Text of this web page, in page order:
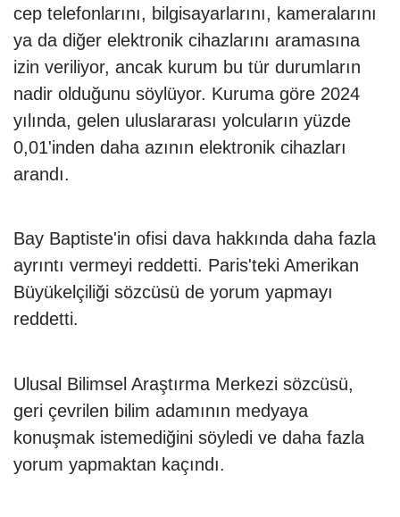
cep telefonlarını, bilgisayarlarını, kameralarını
ya da diğer elektronik cihazlarını aramasına
izin veriliyor, ancak kurum bu tür durumların
nadir olduğunu söylüyor. Kuruma göre 2024
yılında, gelen uluslararası yolcuların yüzde
0,01'inden daha azının elektronik cihazları
arandı.
Bay Baptiste'in ofisi dava hakkında daha fazla
ayrıntı vermeyi reddetti. Paris'teki Amerikan
Büyükelçiliği sözcüsü de yorum yapmayı
reddetti.
Ulusal Bilimsel Araştırma Merkezi sözcüsü,
geri çevrilen bilim adamının medyaya
konuşmak istemediğini söyledi ve daha fazla
yorum yapmaktan kaçındı.